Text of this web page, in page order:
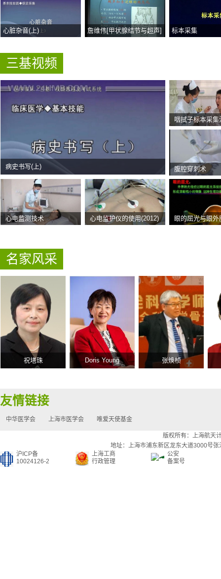
心脏杂音(上) 詹维伟[甲状腺结节与超声] 标本采集
三基视频
病史书写(上)
咽拭子标本采集
腹腔穿刺术
心电监测技术 心电监护仪的使用(2012)
名家风采
祝墡珠 Doris Young 张焕桢
友情链接
中华医学会 上海市医学会 唯爱天使基金
版权所有：上海航天
地址：上海市浦东新区龙东大道3000号
沪ICP备
10024126-2
上海工商
行政管理
公安
备案号